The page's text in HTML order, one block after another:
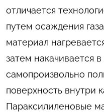
отличается
путем осаждения
материал
затем накачивается
самопроизвольно
поверхность внутри
Параксилиленовые